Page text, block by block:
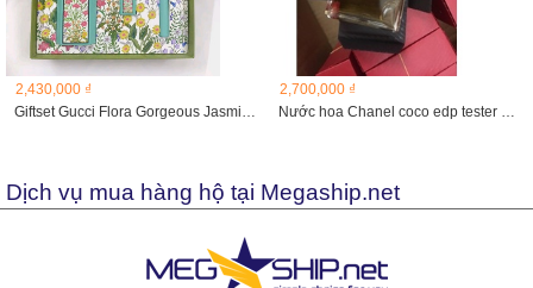
2,430,000 ₫
Giftset Gucci Flora Gorgeous Jasmine EDP
2,700,000 ₫
Nước hoa Chanel coco edp tester ko hộp 100nl
Dịch vụ mua hàng hộ tại Megaship.net